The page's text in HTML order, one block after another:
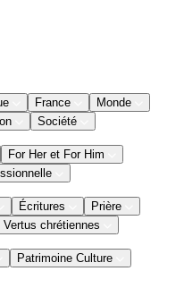
France
Monde
Société
For Her et For Him
Écritures
Prière
Vertus chrétiennes
Patrimoine Culture